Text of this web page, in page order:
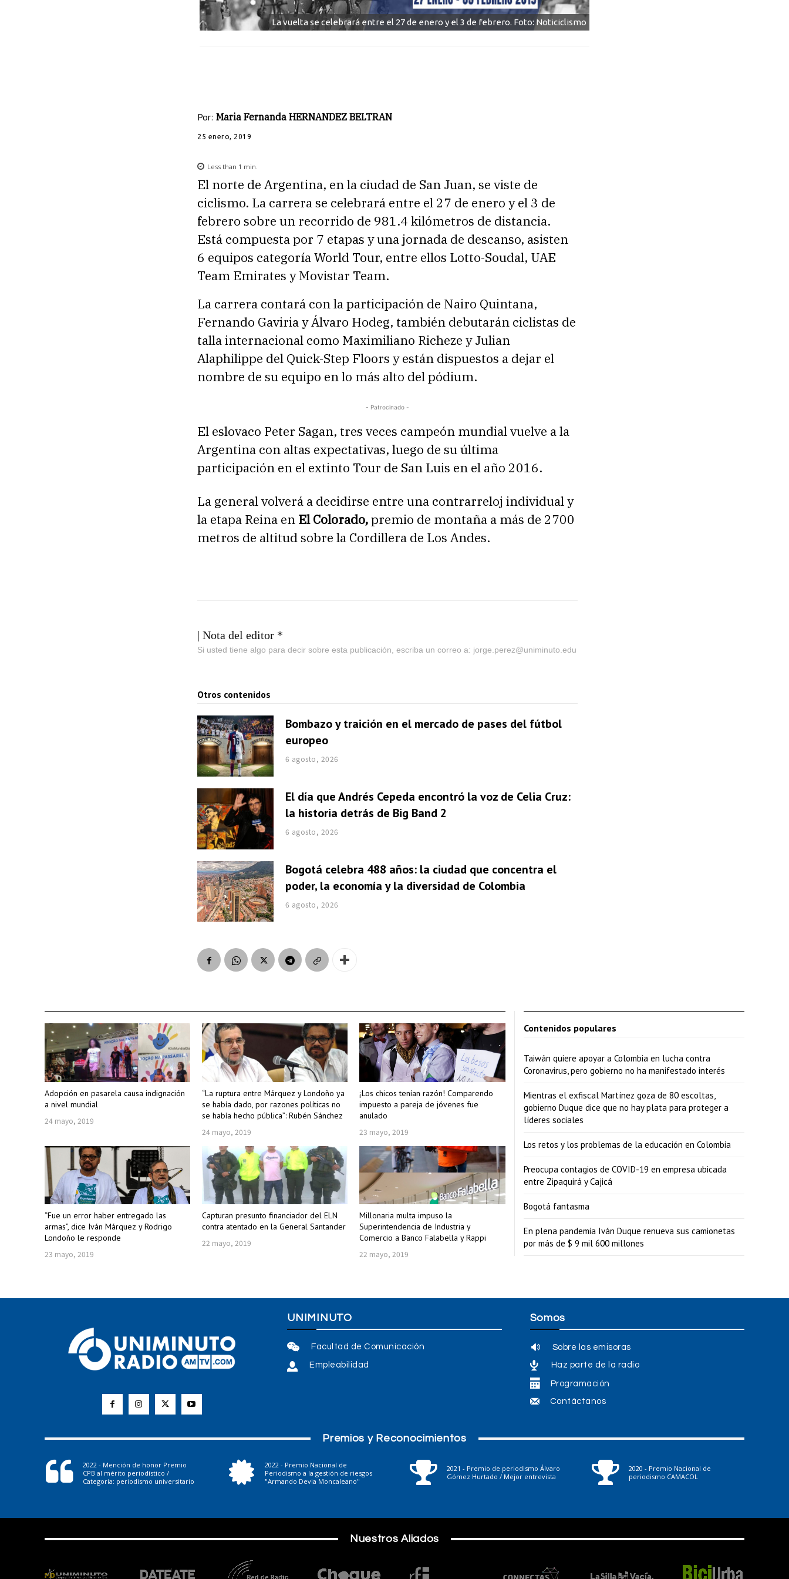
La vuelta se celebrará entre el 27 de enero y el 3 de febrero. Foto: Noticiclismo
Por: Maria Fernanda HERNANDEZ BELTRAN
25 enero, 2019
Less than 1 min.
El norte de Argentina, en la ciudad de San Juan, se viste de
ciclismo. La carrera se celebrará entre el 27 de enero y el 3 de
febrero sobre un recorrido de 981.4 kilómetros de distancia.
Está compuesta por 7 etapas y una jornada de descanso, asisten
6 equipos categoría World Tour, entre ellos Lotto-Soudal, UAE
Team Emirates y Movistar Team.
La carrera contará con la participación de Nairo Quintana,
Fernando Gaviria y Álvaro Hodeg, también debutarán ciclistas de
talla internacional como Maximiliano Richeze y Julian
Alaphilippe del Quick-Step Floors y están dispuestos a dejar el
nombre de su equipo en lo más alto del pódium.
- Patrocinado -
El eslovaco Peter Sagan, tres veces campeón mundial vuelve a la
Argentina con altas expectativas, luego de su última
participación en el extinto Tour de San Luis en el año 2016.
La general volverá a decidirse entre una contrarreloj individual y
la etapa Reina en El Colorado,premio de montaña a más de 2700
metros de altitud sobre la Cordillera de Los Andes.
| Nota del editor *
Si usted tiene algo para decir sobre esta publicación, escriba un correo a: jorge.perez@uniminuto.edu
Otros contenidos
Bombazo y traición en el mercado de pases del fútbol
europeo
6 agosto, 2026
El día que Andrés Cepeda encontró la voz de Celia Cruz:
la historia detrás de Big Band 2
6 agosto, 2026
Bogotá celebra 488 años: la ciudad que concentra el
poder, la economía y la diversidad de Colombia
6 agosto, 2026
Adopción en pasarela causa indignación
a nivel mundial
24 mayo, 2019
“La ruptura entre Márquez y Londoño ya
se había dado, por razones políticas no
se había hecho pública”: Rubén Sánchez
24 mayo, 2019
¡Los chicos tenían razón! Comparendo
impuesto a pareja de jóvenes fue
anulado
23 mayo, 2019
“Fue un error haber entregado las
armas”, dice Iván Márquez y Rodrigo
Londoño le responde
23 mayo, 2019
Capturan presunto financiador del ELN
contra atentado en la General Santander
22 mayo, 2019
Millonaria multa impuso la
Superintendencia de Industria y
Comercio a Banco Falabella y Rappi
22 mayo, 2019
Contenidos populares
Taiwán quiere apoyar a Colombia en lucha contra
Coronavirus, pero gobierno no ha manifestado interés
Mientras el exfiscal Martínez goza de 80 escoltas,
gobierno Duque dice que no hay plata para proteger a
líderes sociales
Los retos y los problemas de la educación en Colombia
Preocupa contagios de COVID-19 en empresa ubicada
entre Zipaquirá y Cajicá
Bogotá fantasma
En plena pandemia Iván Duque renueva sus camionetas
por más de $ 9 mil 600 millones
UNIMINUTO
Facultad de Comunicación
Empleabilidad
Somos
Sobre las emisoras
Haz parte de la radio
Programación
Contáctanos
Premios y Reconocimientos
2022 - Mención de honor Premio
CPB al mérito periodístico /
Categoría: periodismo universitario
2022 - Premio Nacional de
Periodismo a la gestión de riesgos
"Armando Devia Moncaleano"
2021 - Premio de periodismo Álvaro
Gómez Hurtado / Mejor entrevista
2020 - Premio Nacional de
periodismo CAMACOL
Nuestros Aliados